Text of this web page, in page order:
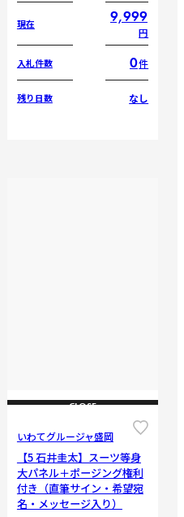
現在 9,999
円
入札件数 0件
残り日数 なし
CLOSE
いわてグルージャ盛岡
【5 石井圭太】スーツ等身
大パネル＋ポージング権利
付き（直筆サイン・希望宛
名・メッセージ入り）